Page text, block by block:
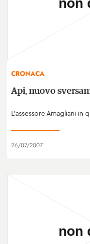
CRONACA
Api, nuovo
L’assessore Amagliani
26/07/2007